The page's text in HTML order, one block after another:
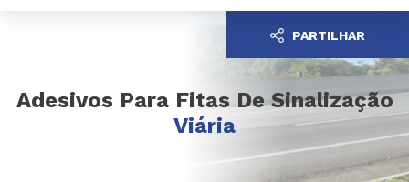
Adesivos Para Fitas De Sinalização
Viária
PARTILHAR